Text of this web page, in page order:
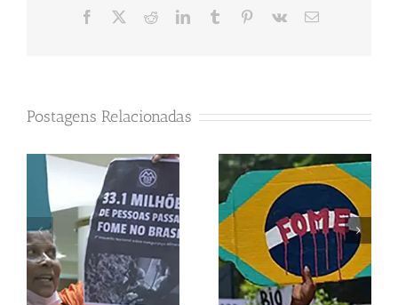
Facebook RedditLinkedInTumblr Pinterest
Vk
E-
Postagens Relacionadas
Fome: com 33,1
milhões de
pessoas sem
comida no prato,
Brasil regride três
décadas
Como
desmatamento
pode aumentar
anemia em
crianças na
Amazônia